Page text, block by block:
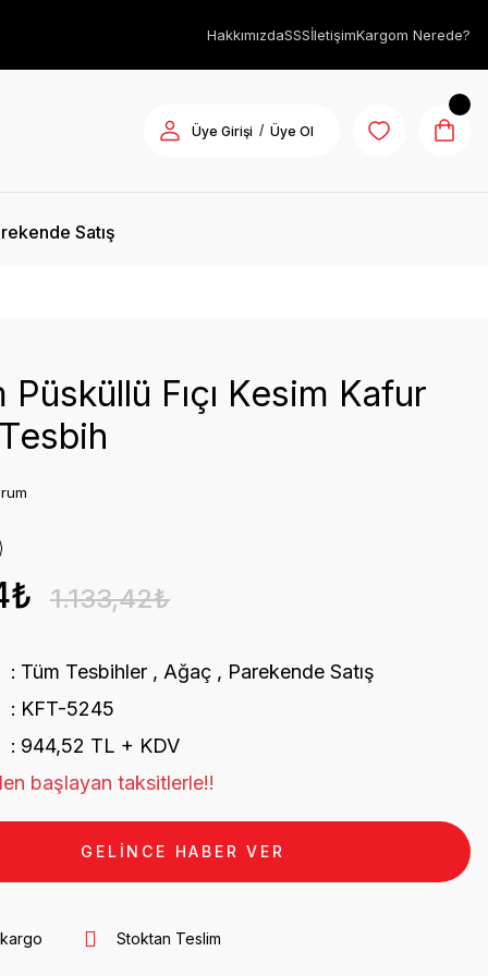
HakkımızdaSSSİletişimKargom Nerede?
Üye Girişi / Üye Ol
Satış
Püsküllü Fıçı Kesim Kafur
1.133,42₺
Tüm Tesbihler , Ağaç , Parekende Satış
KFT-5245
944,52 TL + KDV
başlayan taksitlerle!!
GELİNCE HABER VER
Stoktan Teslim